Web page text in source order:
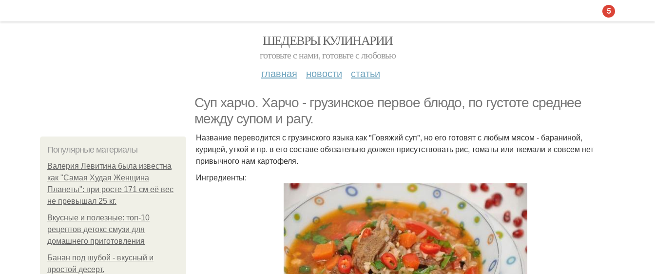
ШЕДЕВРЫ КУЛИНАРИИ
готовьте с нами, готовьте с любовью
главная новости статьи
Суп харчо. Харчо - грузинское первое блюдо, по густоте среднее
между супом и рагу.
Популярные материалы
Валерия Левитина была известна
как "Самая Худая Женщина
Планеты": при росте 171 см её вес
не превышал 25 кг.
Вкусные и полезные: топ-10
рецептов детокс смузи для
домашнего приготовления
Банан под шубой - вкусный и
простой десерт.
Название переводится с грузинского языка как "Говяжий суп", но его готовят с любым мясом - бараниной,
курицей, уткой и пр. в его составе обязательно должен присутствовать рис, томаты или ткемали и совсем нет
привычного нам картофеля.
Ингредиенты:
5